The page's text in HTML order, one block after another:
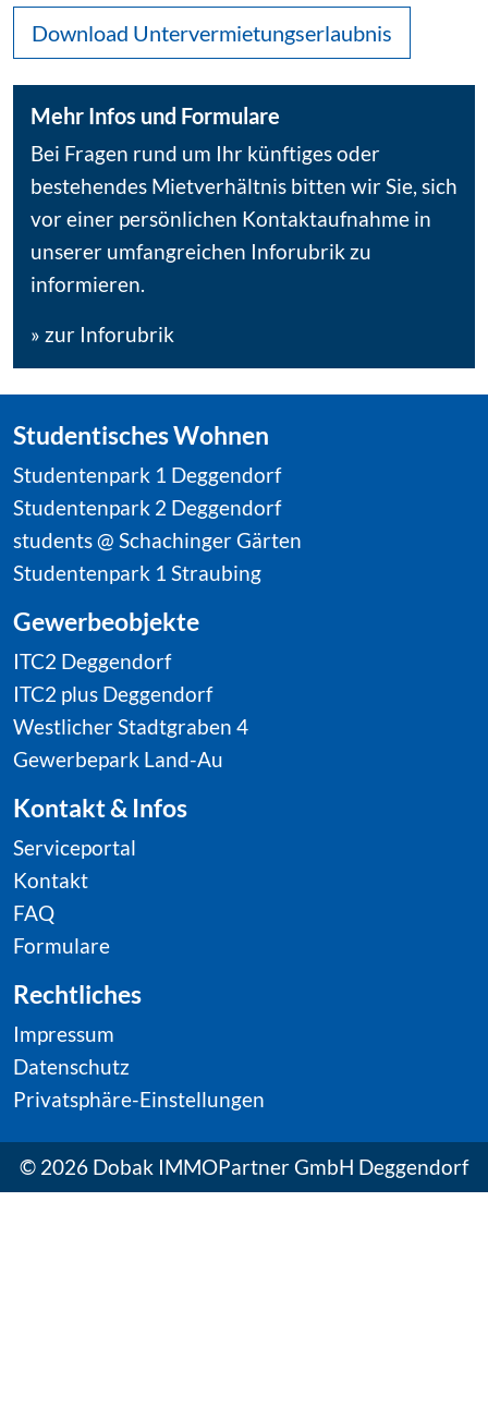
SERVICE
Kontaktportal
Häufige
Fragen
KI-
Suche
INFOS
Serviceportal
FAQ
Formulare
RECHTLICHES
Impressum
Datenschutz
Privatsphäre-
Einstellungen
Download Untervermietungserlaubnis
Mehr Infos und Formulare
Bei Fragen rund um Ihr künftiges oder
bestehendes Mietverhältnis bitten wir Sie, sich
vor einer persönlichen Kontaktaufnahme in
unserer umfangreichen Inforubrik zu
informieren.
» zur Inforubrik
Studentisches Wohnen
Studentenpark 1 Deggendorf
Studentenpark 2 Deggendorf
students @ Schachinger Gärten
Studentenpark 1 Straubing
Gewerbeobjekte
ITC2 Deggendorf
ITC2 plus Deggendorf
Westlicher Stadtgraben 4
Gewerbepark Land-Au
Kontakt & Infos
Serviceportal
Kontakt
FAQ
Formulare
Rechtliches
Impressum
Datenschutz
Privatsphäre-Einstellungen
© 2026 Dobak IMMOPartner GmbH Deggendorf